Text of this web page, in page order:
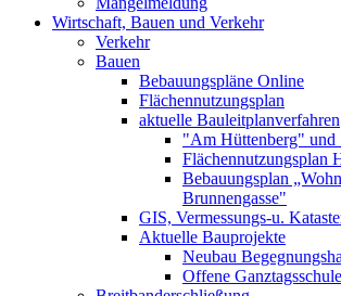
Wirtschaft, Bauen und Verkehr
Verkehr
Bauen
Bebauungspläne Online
Flächennutzungsplan
aktuelle Bauleitplanverfahren
"Am Hüttenberg" und
Flächennutzungsplan
Bebauungsplan
Brunnengasse"
GIS, Vermessungs-u.
Aktuelle Bauprojekte
Neubau
Offene Ganztagsschule